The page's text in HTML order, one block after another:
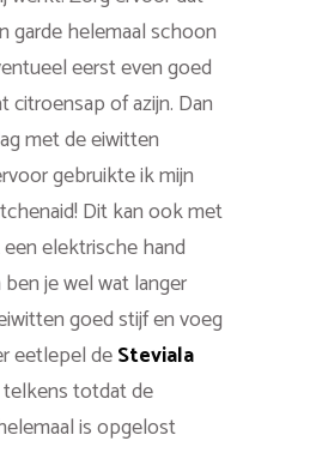
garde helemaal schoon
eerst even goed
of azijn. Dan
met de eiwitten
gebruikte ik mijn
Dit kan ook met
elektrische hand
ben je wel wat langer
goed stijf en voeg
eetlepel deSteviala
telkens totdat de
is opgelost